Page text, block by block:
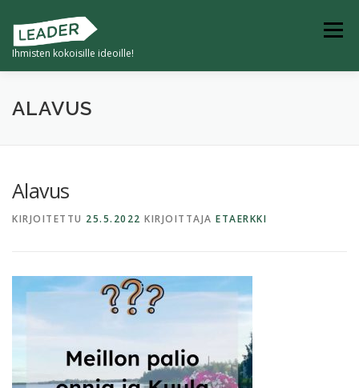
sisältöön
Ihmisten kokoisille ideoille!
Valikko
ETUSIVU
KYLILLE -HANKKEET
ALAVUS
Alavus
KIRJOITETTU 25.5.2022 KIRJOITTAJA ETAERKKI